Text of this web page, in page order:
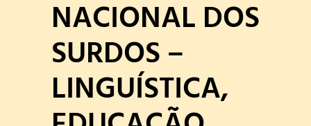
Formatura 2019.1
Gestão do curso
Coordenação e Comissão
NACIONAL DOS
SURDOS –
LINGUÍSTICA,